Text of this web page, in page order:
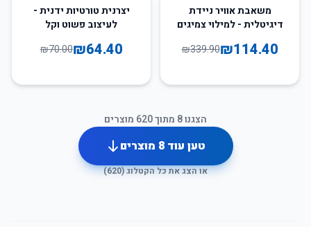
משאבת אוויר ניידת
דיגיטלית - למילוי צמיגים
₪114.40
₪339.90
8יצרנית טורטיות ידנית -
לעיצוב פשוט וקל
₪64.40
₪70.00
הצגנו8 מתוך620 מוצרים
טען עוד8 מוצרים
או הצג את כל הקטלוג (620
)